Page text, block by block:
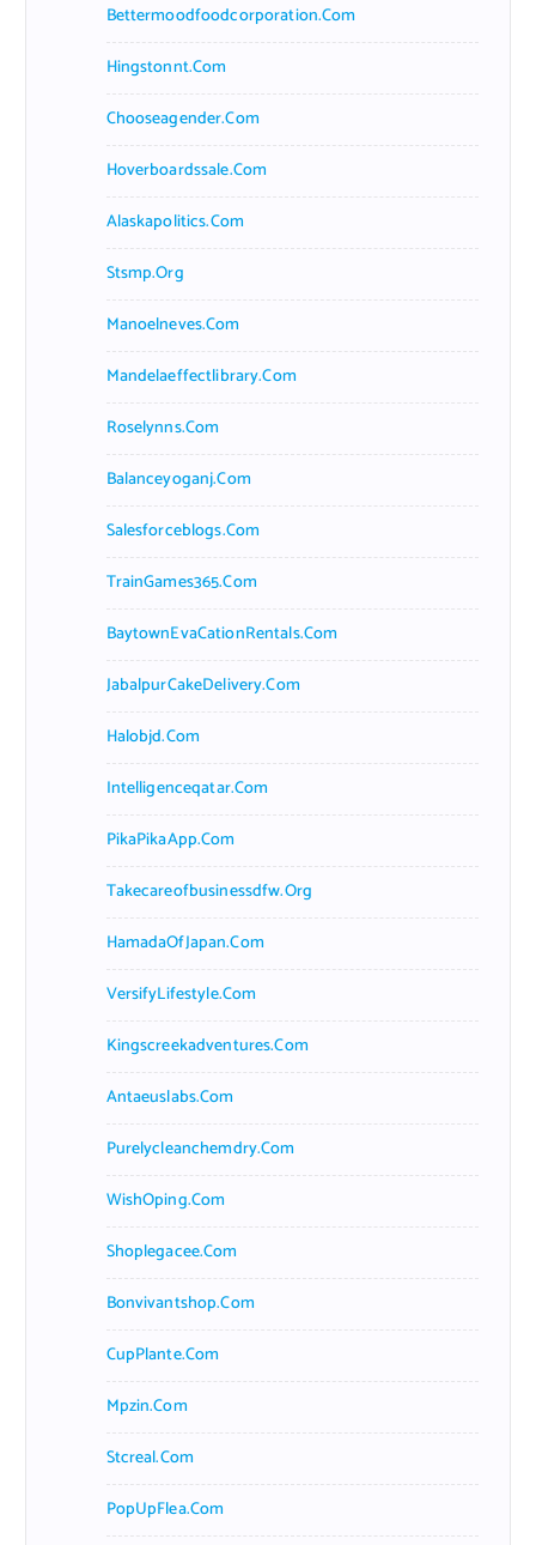
Bettermoodfoodcorporation.com
Hingstonnt.com
Chooseagender.com
Hoverboardssale.com
Alaskapolitics.com
Stsmp.org
Manoelneves.com
Mandelaeffectlibrary.com
Roselynns.com
Balanceyoganj.com
Salesforceblogs.com
TrainGames365.com
BaytownEvaCationRentals.com
JabalpurCakeDelivery.com
Halobjd.com
Intelligenceqatar.com
PikaPikaApp.com
Takecareofbusinessdfw.org
HamadaOfJapan.com
VersifyLifestyle.com
Kingscreekadventures.com
Antaeuslabs.com
Purelycleanchemdry.com
WishOping.com
Shoplegacee.com
Bonvivantshop.com
CupPlante.com
Mpzin.com
Stcreal.com
PopUpFlea.com